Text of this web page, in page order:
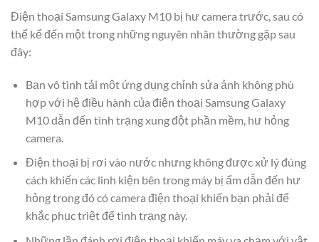
Điện thoại Samsung Galaxy M10 bị hư camera trước, sau có
thể kể đến một trong những nguyên nhân thường gặp sau
đây:
Bạn vô tình tải một ứng dụng chỉnh sửa ảnh không phù
hợp với hệ điều hành của điện thoại Samsung Galaxy
M10 dẫn đến tình trạng xung đột phần mềm, hư hỏng
camera.
Điện thoại bị rơi vào nước nhưng không được xử lý đúng
cách khiến các linh kiện bên trong máy bị ẩm dẫn đến hư
hỏng trong đó có camera điện thoại khiến bạn phải để
khắc phục triệt để tình trạng này.